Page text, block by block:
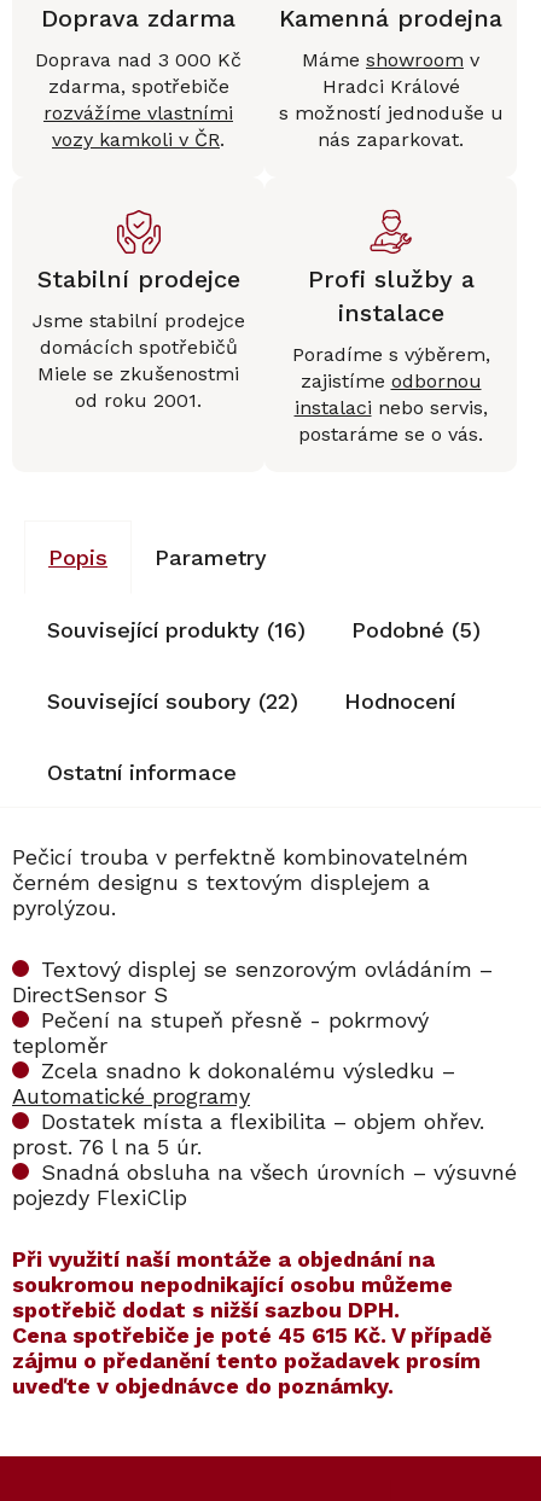
Doprava zdarma
Doprava nad 3 000 Kč
zdarma, spotřebiče
rozvážíme vlastními
vozy kamkoli v ČR.
Kamenná prodejna
Máme showroom v
Hradci Králové
s možností jednoduše u
nás zaparkovat.
Stabilní prodejce
Jsme stabilní prodejce
domácích spotřebičů
Miele se zkušenostmi
od roku 2001.
Profi služby a
instalace
Poradíme s výběrem,
zajistíme odbornou
instalaci nebo servis,
postaráme se o vás.
Popis Parametry
Související produkty (16) Podobné (5)
Související soubory (22) Hodnocení
Ostatní informace
Pečicí trouba v perfektně kombinovatelném
černém designu s textovým displejem a
pyrolýzou.
Textový displej se senzorovým ovládáním –
DirectSensor S
Pečení na stupeň přesně - pokrmový
teploměr
Zcela snadno k dokonalému výsledku –
Automatické programy
Dostatek místa a flexibilita – objem ohřev.
prost. 76 l na 5 úr.
Snadná obsluha na všech úrovních – výsuvné
pojezdy FlexiClip
​​Při využití naší montáže a objednání na
soukromou nepodnikající osobu můžeme
spotřebič dodat s nižší sazbou DPH.
Cena spotřebiče je poté 45 615 Kč. V případě
zájmu o předanění tento požadavek prosím
uveďte v objednávce do poznámky.